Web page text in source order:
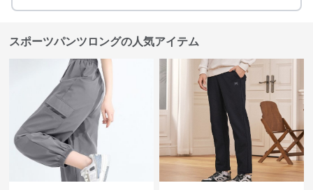
スポーツパンツロングの人気アイテム